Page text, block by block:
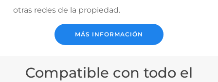
otras redes de la propiedad.
MÁS INFORMACIÓN
Compatible con todo el